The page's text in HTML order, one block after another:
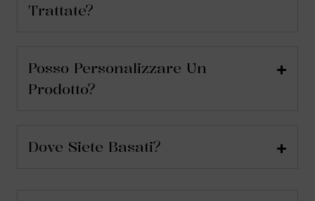
Trattate?
Posso Personalizzare Un
Prodotto?
Dove Siete Basati?